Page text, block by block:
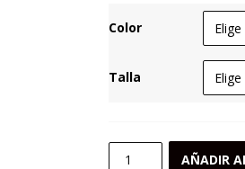
Color
Talla
TOP
AÑADIR